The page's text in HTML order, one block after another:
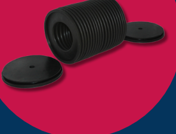
HT Prix unitaire TTC